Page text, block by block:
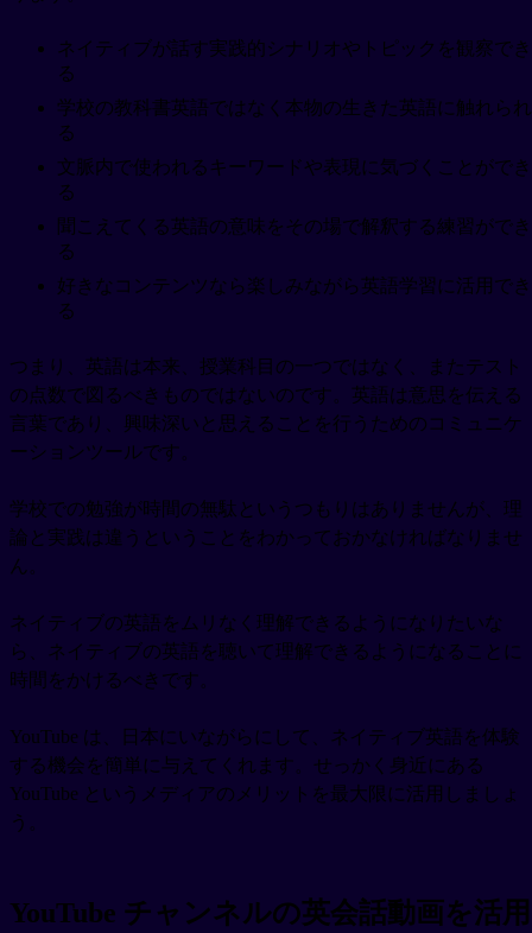
ネイティブが話す実践的シナリオやトピックを観察でき
る
学校の教科書英語ではなく本物の生きた英語に触れられ
る
文脈内で使われるキーワードや表現に気づくことができ
る
聞こえてくる英語の意味をその場で解釈する練習ができ
る
好きなコンテンツなら楽しみながら英語学習に活用でき
る
つまり、英語は本来、授業科目の一つではなく、またテスト
の点数で図るべきものではないのです。英語は意思を伝える
言葉であり、興味深いと思えることを行うためのコミュニケ
ーションツールです。
学校での勉強が時間の無駄というつもりはありませんが、理
論と実践は違うということをわかっておかなければなりませ
ん。
ネイティブの英語をムリなく理解できるようになりたいな
ら、ネイティブの英語を聴いて理解できるようになることに
時間をかけるべきです。
YouTube は、日本にいながらにして、ネイティブ英語を体験
する機会を簡単に与えてくれます。せっかく身近にある
YouTube というメディアのメリットを最大限に活用しましょ
う。
YouTube チャンネルの英会話動画を活用